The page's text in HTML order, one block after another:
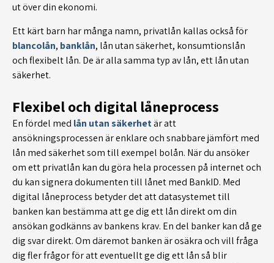
ut över din ekonomi.
Ett kärt barn har många namn, privatlån kallas också för
blancolån, banklån, lån utan säkerhet, konsumtionslån
och flexibelt lån. De är alla samma typ av lån, ett lån utan
säkerhet.
Flexibel och digital låneprocess
En fördel med lån utan säkerhetär att
ansökningsprocessen är enklare och snabbare jämfört med
lån med säkerhet som till exempel bolån. När du ansöker
om ett privatlån kan du göra hela processen på internet och
du kan signera dokumenten till lånet med BankID. Med
digital låneprocess betyder det att datasystemet till
banken kan bestämma att ge dig ett lån direkt om din
ansökan godkänns av bankens krav. En del banker kan då ge
dig svar direkt. Om däremot banken är osäkra och vill fråga
dig fler frågor för att eventuellt ge dig ett lån så blir